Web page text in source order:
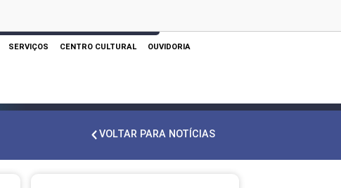
SERVIÇOS CENTRO CULTURAL OUVIDORIA
VOLTAR PARA NOTÍCIAS